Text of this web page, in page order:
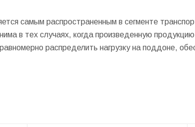
самым распространенным в сегменте
в тех случаях, когда произведенную
распределить нагрузку на поддоне,